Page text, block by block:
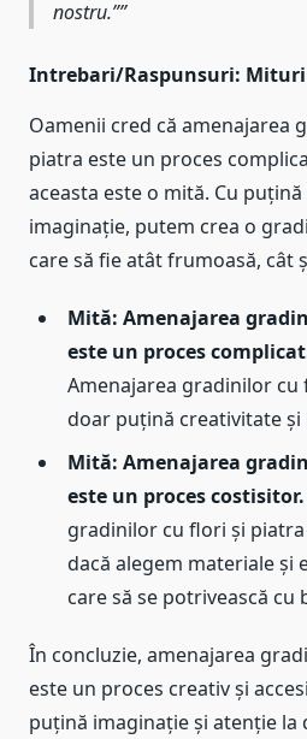
nostru.”
Intrebari/Raspunsuri: Mituri
Oamenii cred că amenajarea
piatra este un proces
aceasta este o mită. Cu
imaginație, putem crea o
care să fie atât frumoasă, cât
Mită: Amenajarea
este un proces
Amenajarea gradinilor
doar puțină creativitate și
Mită: Amenajarea
este un proces costisitor.
gradinilor cu flori și
dacă alegem materiale și
care să se potrivească
În concluzie, amenajarea
este un proces creativ și
puțină imaginație și atenție la